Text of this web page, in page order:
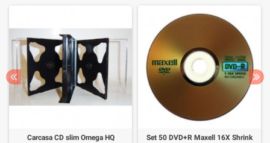
Carcasa CD slim Omega HQ Set 50 DVD+R Maxell 16X Shrink